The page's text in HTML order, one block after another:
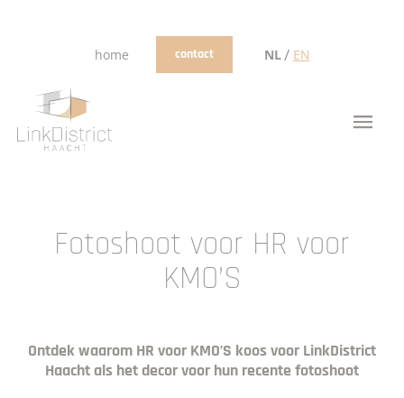
home contact NL/ EN
Fotoshoot voor HR voor
KMO’S
Ontdek waarom HR voor KMO’S koos voor LinkDistrict
Haacht als het decor voor hun recente fotoshoot